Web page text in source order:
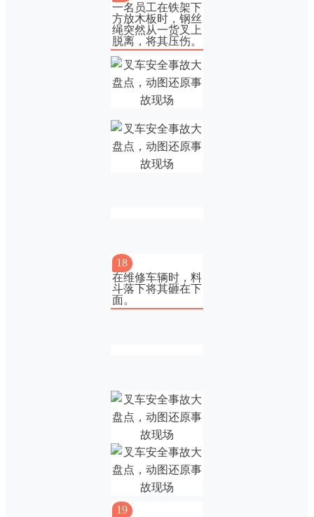
一名员工在铁架下
方放木板时，钢丝
绳突然从一货叉上
脱离，将其压伤。
18
在维修车辆时，料
斗落下将其砸在下
面。
19